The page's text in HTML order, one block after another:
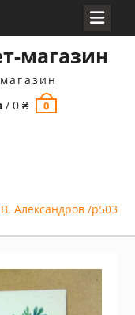
магазин
/0₴ 0
Александров /р503